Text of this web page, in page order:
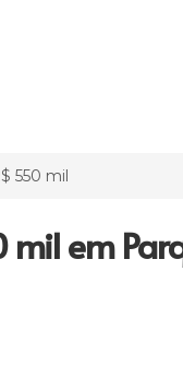
550 mil
em